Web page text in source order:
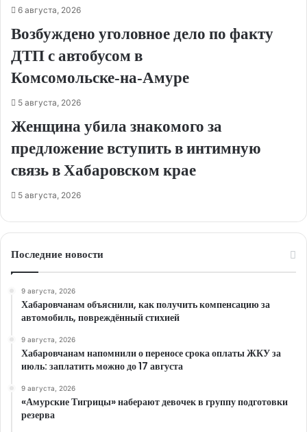
6 августа, 2026
Возбуждено уголовное дело по факту
ДТП с автобусом в
Комсомольске‑на‑Амуре
5 августа, 2026
Женщина убила знакомого за
предложение вступить в интимную
связь в Хабаровском крае
5 августа, 2026
Последние новости
9 августа, 2026
Хабаровчанам объяснили, как получить компенсацию за
автомобиль, повреждённый стихией
9 августа, 2026
Хабаровчанам напомнили о переносе срока оплаты ЖКУ за
июль: заплатить можно до 17 августа
9 августа, 2026
«Амурские Тигрицы» наберают девочек в группу подготовки
резерва